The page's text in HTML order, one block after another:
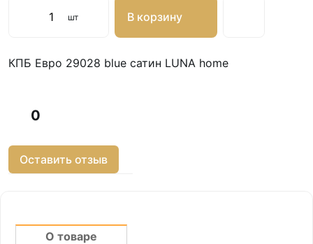
шт В корзину
КПБ Евро 29028 blue сатин LUNA home
0
Оставить отзыв
О товаре